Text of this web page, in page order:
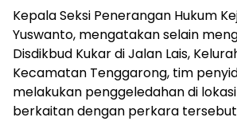
Kepala Seksi Penerangan Hukum
Yuswanto, mengatakan selain
Disdikbud Kukar di Jalan Lais,
Kecamatan Tenggarong, tim
melakukan penggeledahan di
berkaitan dengan perkara